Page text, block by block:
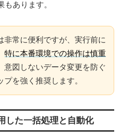
あります。
非常に便利ですが、実行前に
特に本番環境での操作は慎重
意図しないデータ変更を防ぐ
を強く推奨します。
した一括処理と自動化